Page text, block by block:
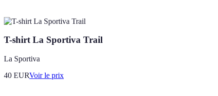
T-shirt La Sportiva Trail
La Sportiva
40 EURVoir le prix